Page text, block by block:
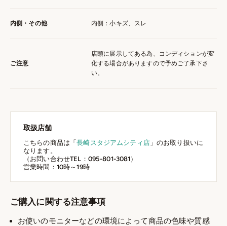
内側・その他 内側：小キズ、スレ
ご注意
店頭に展示してある為、コンディションが変
化する場合がありますので予めご了承下さ
い。
取扱店舗
こちらの商品は「長崎スタジアムシティ店」のお取り扱いに
なります。
（お問い合わせTEL：095-801-3081）
営業時間：10時～19時
ご購入に関する注意事項
お使いのモニターなどの環境によって商品の色味や質感